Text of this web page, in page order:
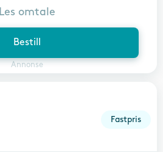
Bestill
Annonse
Les omtale
Fastpris